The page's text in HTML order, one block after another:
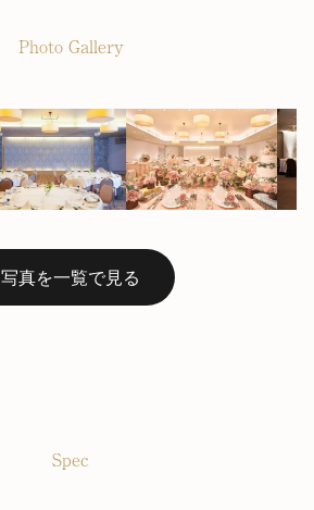
Photo Gallery
写真を一覧で見る
Spec